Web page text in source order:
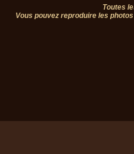
Toutes
Vous pouvez reproduire les